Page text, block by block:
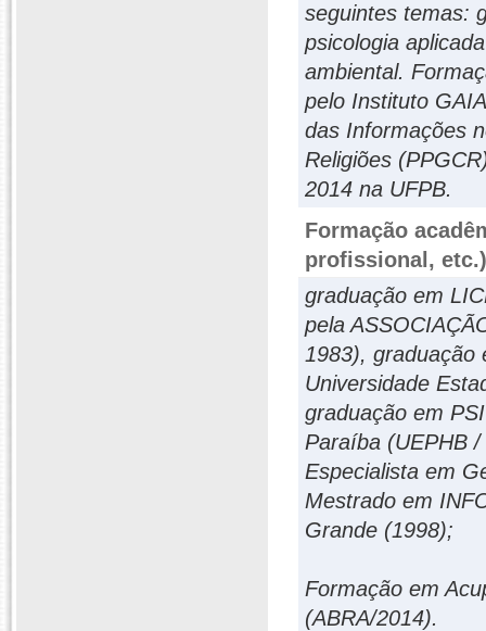
seguintes temas:
psicologia
ambiental.
pelo Instituto
das Informações
Religiões
2014 na UFPB.
Formação
profissional, etc.)
graduação em
pela
1983), graduação
Universidade
graduação em
Paraíba (UEPHB
Especialista em
Mestrado em
Grande (1998);
Formação em
(ABRA/2014).